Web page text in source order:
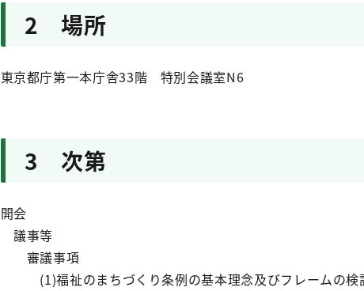
2 場所
東京都庁第一本庁舎33階 特別会議室N6
3 次第
開会
議事等
審議事項
(1)福祉のまちづくり条例の基本理念及びフレームの検